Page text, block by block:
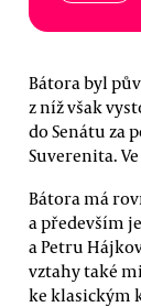
Bátora byl
z níž však
do Senátu za
Suverenita.
Bátora má
a především
a Petru
vztahy také
ke klasickým